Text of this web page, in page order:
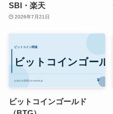
SBI・楽天
2026年7月21日
ビットコインゴールド